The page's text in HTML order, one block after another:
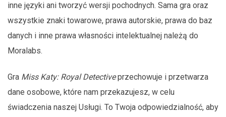
inne języki ani tworzyć wersji pochodnych. Sama gra oraz
wszystkie znaki towarowe, prawa autorskie, prawa do baz
danych i inne prawa własności intelektualnej należą do
Moralabs.
Gra Miss Katy: Royal Detectiveprzechowuje i przetwarza
dane osobowe, które nam przekazujesz, w celu
świadczenia naszej Usługi. To Twoja odpowiedzialność, aby